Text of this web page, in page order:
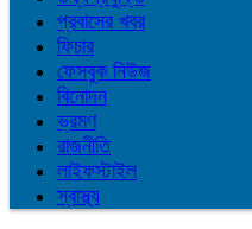
প্রবাসের খবর
ফিচার
ফেসবুক নিউজ
বিনোদন
ভ্রমণ
রাজনীতি
লাইফস্টাইল
স্বাস্থ্য